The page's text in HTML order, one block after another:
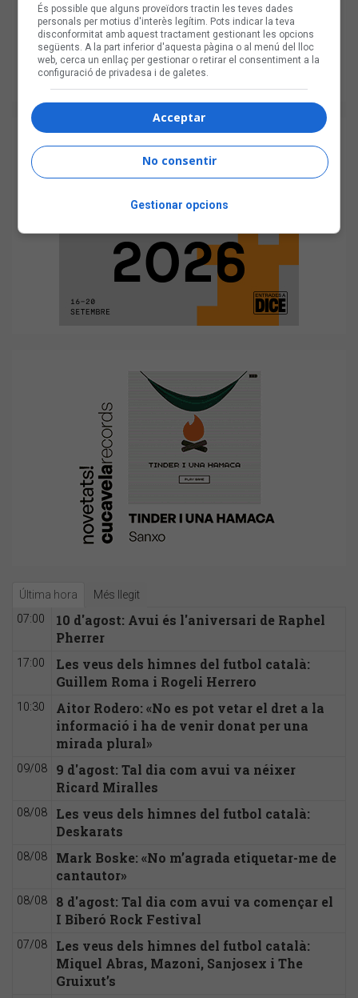
Última hora Més llegit
07:00
10 d'agost: Avui és l'aniversari de Raphel
Pherrer
17:00
Les veus dels himnes del futbol català:
Guillem Roma i Rogeli Herrero
10:30
Aitor Rodero: «No es pot vetar el dret a la
informació i ha de venir donat per una
mirada plural»
09/08
9 d'agost: Tal dia com avui va néixer
Ricard Miralles
08/08
Les veus dels himnes del futbol català:
Deskarats
08/08
Mark Boske: «No m’agrada etiquetar-me de
cantautor»
08/08
8 d'agost: Tal dia com avui va començar el
I Biberó Rock Festival
07/08
Les veus dels himnes del futbol català:
Miquel Abras, Mazoni, Sanjosex i The
Gruixut’s
És possible que alguns proveïdors tractin les teves dades
personals per motius d'interès legítim. Pots indicar la teva
disconformitat amb aquest tractament gestionant les opcions
següents. A la part inferior d'aquesta pàgina o al menú del lloc
web, cerca un enllaç per gestionar o retirar el consentiment a la
configuració de privadesa i de galetes.
Acceptar
No consentir
Gestionar opcions